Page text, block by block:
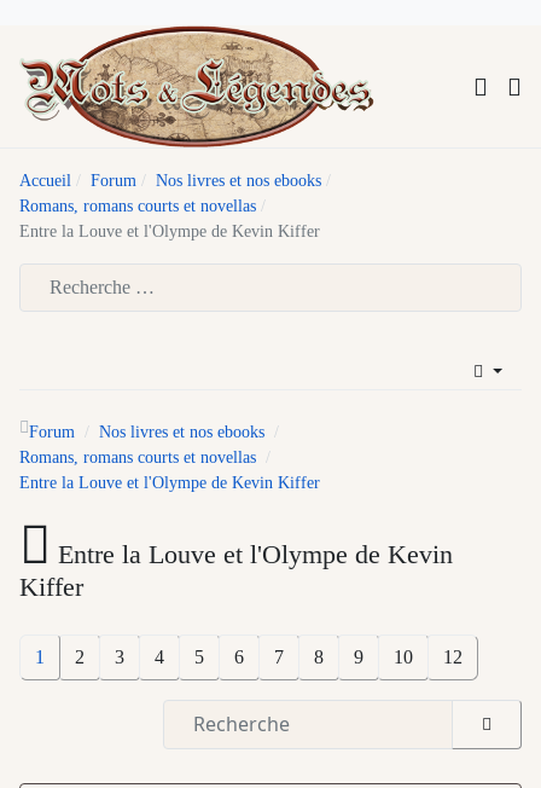
Accueil Forum
Nos livres et nos ebooks
Romans, romans courts et novellas
Entre la Louve et l'Olympe de Kevin Kiffer
Forum
Nos livres et nos ebooks
Romans, romans courts et novellas
Entre la Louve et l'Olympe de Kevin Kiffer
Entre la Louve et l'Olympe de Kevin
Kiffer
1 2 3 4 5 6 7 8 9 10 12